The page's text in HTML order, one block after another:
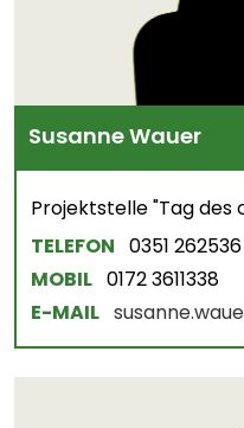
Susanne Wauer
Projektstelle "Tag des
TELEFON 0351
MOBIL 0172 3611338
E-MAIL